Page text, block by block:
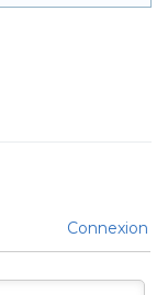
Connexion